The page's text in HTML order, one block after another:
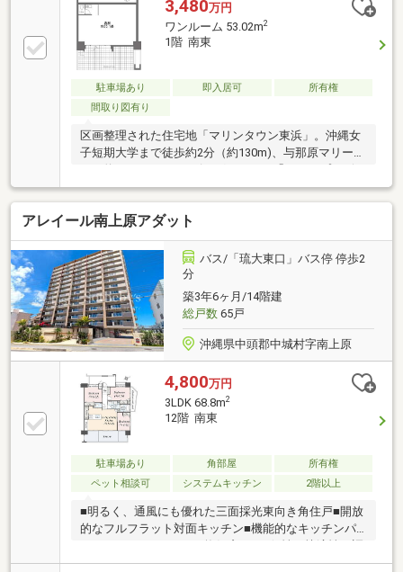
あがり浜まで徒歩５分（390m） 食品スーパー・ホー
ムセンター・ドラッグストア等が揃っており、お買い
物便利です敷地内駐車場は１世帯につき2台分（縦列
駐車区画は１区画）まで使用可能です24時間ゴミ出し
可能（日曜日の収集は無） インターネットサービス
は管理組合での一括契約（プロバイダーの指定有）
3,480万円
ワンルーム 53.02m2
1階 南東
駐車場あり 即入居可
所有権
間取り図有り
区画整理された住宅地「マリンタウン東浜」。沖縄女
子短期大学まで徒歩約2分（約130m)、与那原マリーナ
がり浜」まで約600mなど近隣には様々な施設がありま
す。
アレイール南上原アダット
バス/「琉大東口」バス停 停歩2
分
築3年6ヶ月/14階建
総戸数65戸
沖縄県中頭郡中城村字南上原
4,800万円
3LDK 68.8m2
12階 南東
駐車場あり 角部屋
所有権
ペット相談可
システムキッチン 2階以上
■明るく、通風にも優れた三面採光東向き角住戸■開放
的なフルフラット対面キッチン■機能的なキッチンパ
和する美しい街並み：近年、区画整理によって道路や